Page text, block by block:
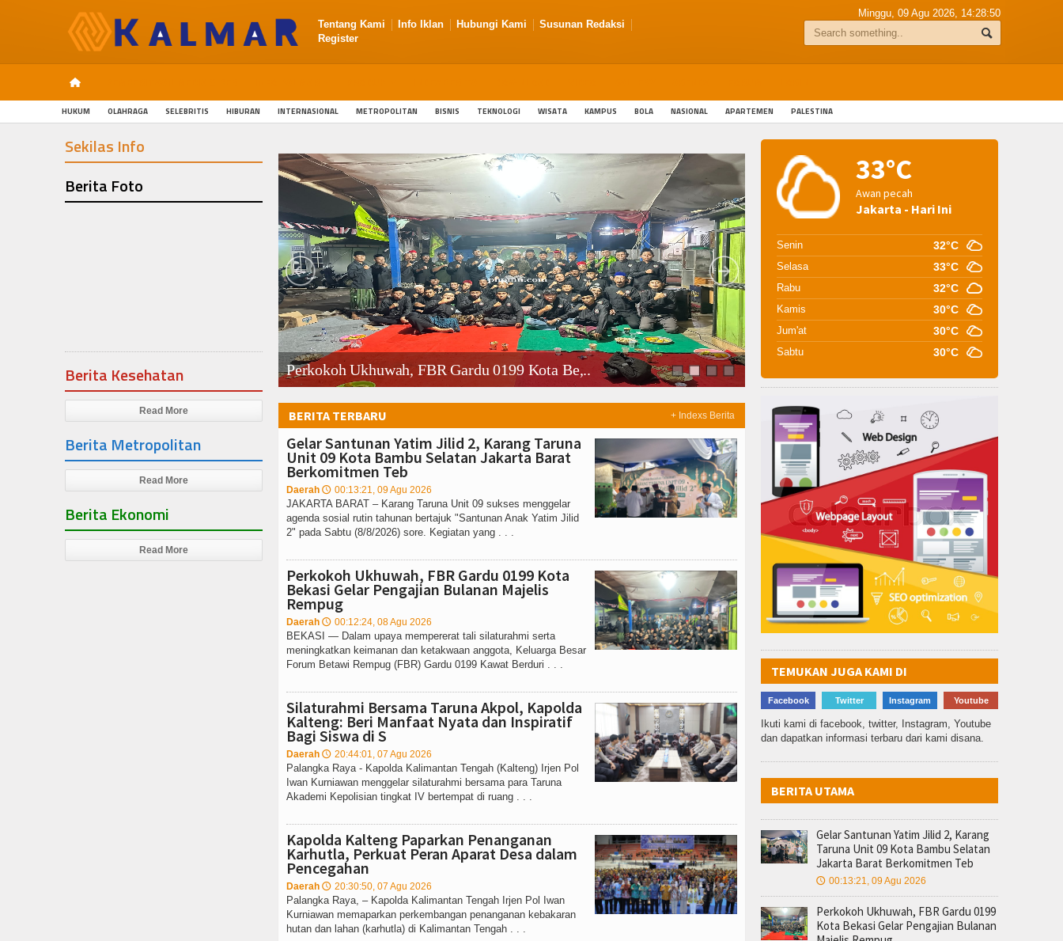
Tentang Kami Info Iklan Hubungi Kami
Susunan Redaksi
Register
Minggu, 09 Agu 2026, 14:28:51
HUKUM OLAHRAGA SELEBRITIS HIBURAN INTERNASIONAL METROPOLITAN BISNIS TEKNOLOGI WISATA KAMPUS BOLA NASIONAL APARTEMEN PALESTINA
Karang Tar,.. Perkokoh Ukhuwah, FBR Gardu 0199 Kota Be,..
Karh,..
+ Indexs Berita
BERITA TERBARU
Gelar Santunan Yatim Jilid 2, Karang Taruna
Unit 09 Kota Bambu Selatan Jakarta Barat
Berkomitmen Teb
Daerah 🕔 00:13:21, 09 Agu 2026
JAKARTA BARAT – Karang Taruna Unit 09 sukses menggelar
agenda sosial rutin tahunan bertajuk "Santunan Anak Yatim Jilid
2" pada Sabtu (8/8/2026) sore. Kegiatan yang . . .
Perkokoh Ukhuwah, FBR Gardu 0199 Kota
Bekasi Gelar Pengajian Bulanan Majelis
Rempug
Daerah 🕔 00:12:24, 08 Agu 2026
BEKASI — Dalam upaya mempererat tali silaturahmi serta
meningkatkan keimanan dan ketakwaan anggota, Keluarga Besar
Forum Betawi Rempug (FBR) Gardu 0199 Kawat Berduri . . .
Silaturahmi Bersama Taruna Akpol, Kapolda
Kalteng: Beri Manfaat Nyata dan Inspiratif
Bagi Siswa di S
Daerah 🕔 20:44:01, 07 Agu 2026
Palangka Raya - Kapolda Kalimantan Tengah (Kalteng) Irjen Pol
Iwan Kurniawan menggelar silaturahmi bersama para Taruna
Akademi Kepolisian tingkat IV bertempat di ruang . . .
Kapolda Kalteng Paparkan Penanganan
Karhutla, Perkuat Peran Aparat Desa dalam
Pencegahan
Daerah 🕔 20:30:50, 07 Agu 2026
Palangka Raya, – Kapolda Kalimantan Tengah Irjen Pol Iwan
Kurniawan memaparkan perkembangan penanganan kebakaran
hutan dan lahan (karhutla) di Kalimantan Tengah . . .
Sekilas Info
Berita Foto
Berita Kesehatan
Read More
Berita Metropolitan
Read More
Berita Ekonomi
Read More
33°C
Awan pecah
Jakarta - Hari Ini
Senin 32°C
Selasa 33°C
Rabu 32°C
Kamis 30°C
Jum'at 30°C
Sabtu 30°C
TEMUKAN JUGA KAMI DI
Facebook Twitter Instagram Youtube
Ikuti kami di facebook, twitter, Instagram, Youtube
dan dapatkan informasi terbaru dari kami disana.
BERITA UTAMA
Gelar Santunan Yatim Jilid 2, Karang
Taruna Unit 09 Kota Bambu Selatan
Jakarta Barat Berkomitmen Teb
🕔 00:13:21, 09 Agu 2026
Perkokoh Ukhuwah, FBR Gardu 0199
Kota Bekasi Gelar Pengajian Bulanan